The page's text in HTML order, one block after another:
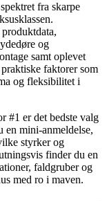
fra skarpe
og
samt oplevet
faktorer som
og fleksibilitet i
#1 er det bedste valg
en mini-anmeldelse,
styrker og
finder du en
faldgruber og
med ro i maven.